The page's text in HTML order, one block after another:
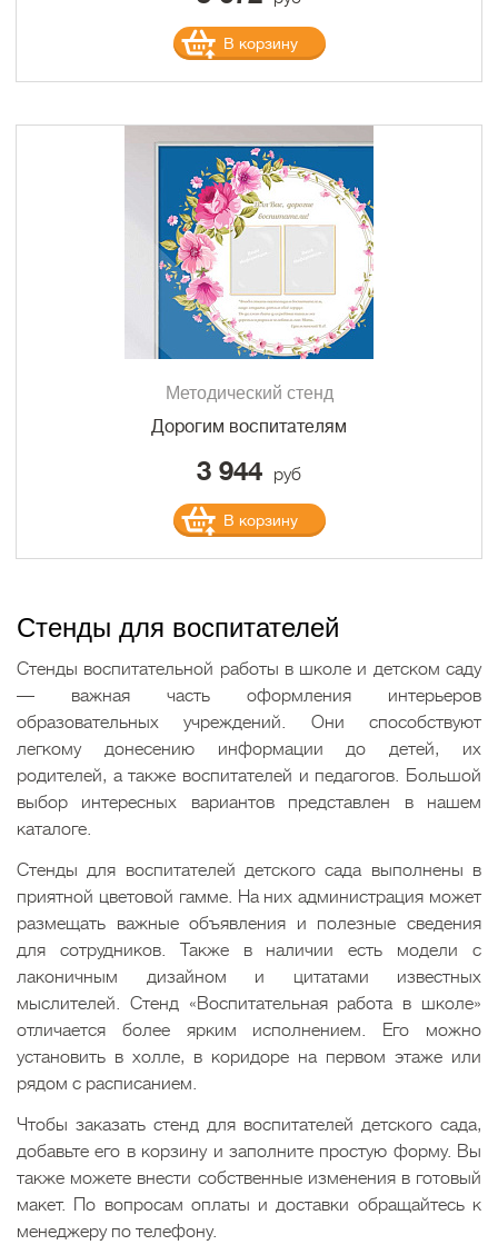
В корзину
Методический стенд
Дорогим воспитателям
3 944 руб
В корзину
Стенды для воспитателей
Стенды воспитательной работы в школе и детском саду
— важная часть оформления интерьеров
образовательных учреждений. Они способствуют
легкому донесению информации до детей, их
родителей, а также воспитателей и педагогов. Большой
выбор интересных вариантов представлен в нашем
каталоге.
Стенды для воспитателей детского сада выполнены в
приятной цветовой гамме. На них администрация может
размещать важные объявления и полезные сведения
для сотрудников. Также в наличии есть модели с
лаконичным дизайном и цитатами известных
мыслителей. Стенд «Воспитательная работа в школе»
отличается более ярким исполнением. Его можно
установить в холле, в коридоре на первом этаже или
рядом с расписанием.
Чтобы заказать стенд для воспитателей детского сада,
добавьте его в корзину и заполните простую форму. Вы
также можете внести собственные изменения в готовый
макет. По вопросам оплаты и доставки обращайтесь к
менеджеру по телефону.